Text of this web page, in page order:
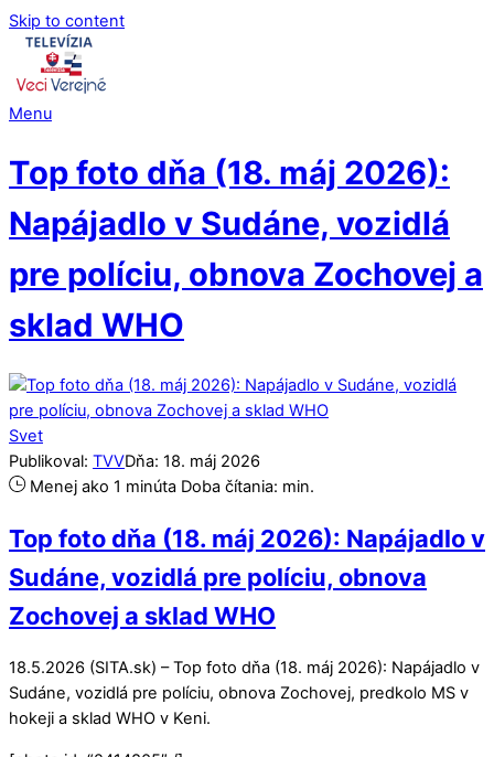
Skip to content
Menu
Top foto dňa (18. máj 2026):
Napájadlo v Sudáne, vozidlá
pre políciu, obnova Zochovej a
sklad WHO
Svet
Publikoval: TVVDňa: 18. máj 2026
Menej ako 1 minúta Doba čítania: min.
Top foto dňa (18. máj 2026): Napájadlo v
Sudáne, vozidlá pre políciu, obnova
Zochovej a sklad WHO
18.5.2026 (SITA.sk) – Top foto dňa (18. máj 2026): Napájadlo v
Sudáne, vozidlá pre políciu, obnova Zochovej, predkolo MS v
hokeji a sklad WHO v Keni.